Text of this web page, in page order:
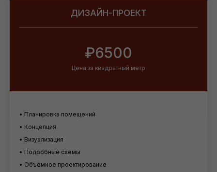
ДИЗАЙН-ПРОЕКТ
₽6500
Цена за квадратный метр
• Планировка помещений
• Концепция
• Визуализация
• Подробные схемы
• Объёмное проектирование